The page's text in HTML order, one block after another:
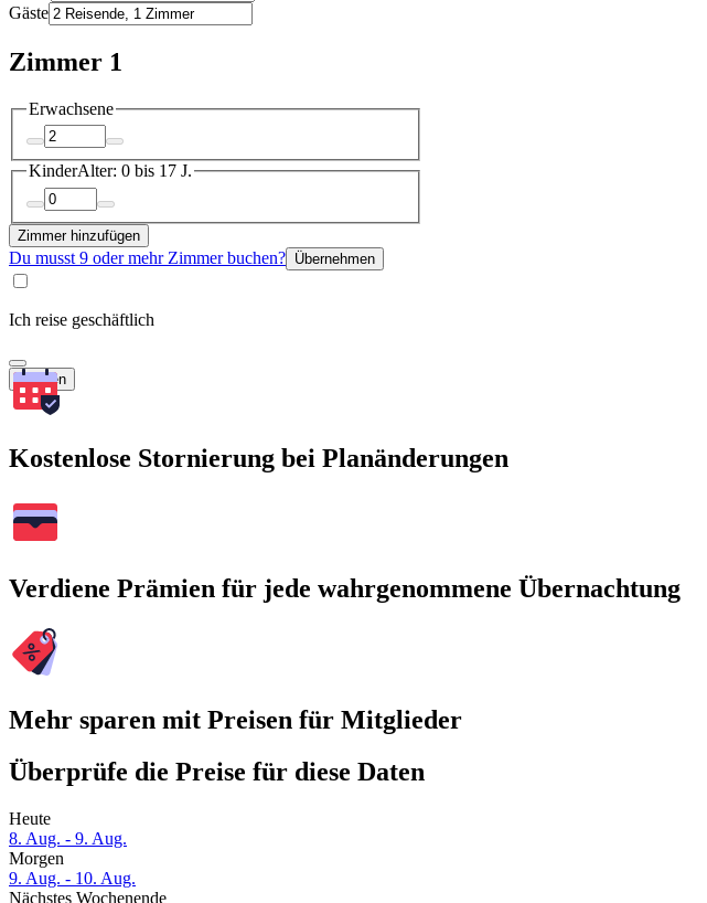
Gäste
Zimmer 1
Erwachsene
KinderAlter: 0 bis 17 J.
Zimmer hinzufügen
Du musst 9 oder mehr Zimmer buchen? Übernehmen
Ich reise geschäftlich
Suchen
Kostenlose Stornierung bei Planänderungen
Verdiene Prämien für jede wahrgenommene Übernachtung
Mehr sparen mit Preisen für Mitglieder
Überprüfe die Preise für diese Daten
Heute
8. Aug. - 9. Aug.
Morgen
9. Aug. - 10. Aug.
Nächstes Wochenende